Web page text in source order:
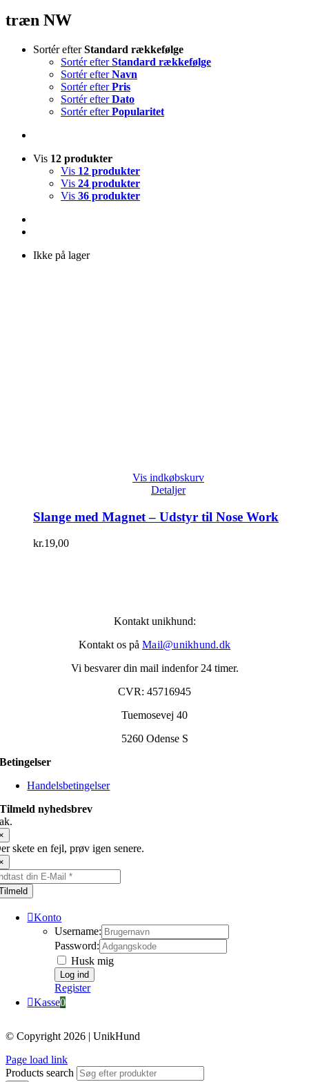
træn NW
Sortér efterStandard rækkefølge
Sortér efterStandard rækkefølge
Sortér efterNavn
Sortér efterPris
Sortér efterDato
Sortér efterPopularitet
Vis 12 produkter
Vis 12 produkter
Vis 24 produkter
Vis 36 produkter
Ikke på lager
Vis indkøbskurv
Detaljer
Slange med Magnet – Udstyr til Nose Work
kr.19,00
Kontakt unikhund:
Kontakt os på Mail@unikhund.dk
Vi besvarer din mail indenfor 24 timer.
CVR: 45716945
Tuemosevej 40
5260 Odense S
Betingelser
Handelsbetingelser
Tilmeld nyhedsbrev
skete en fejl, prøv igen senere.
Konto
Username:
Password:
Husk mig
Register
Kasse0
© Copyright 2026 | UnikHund
Page load link
Products search